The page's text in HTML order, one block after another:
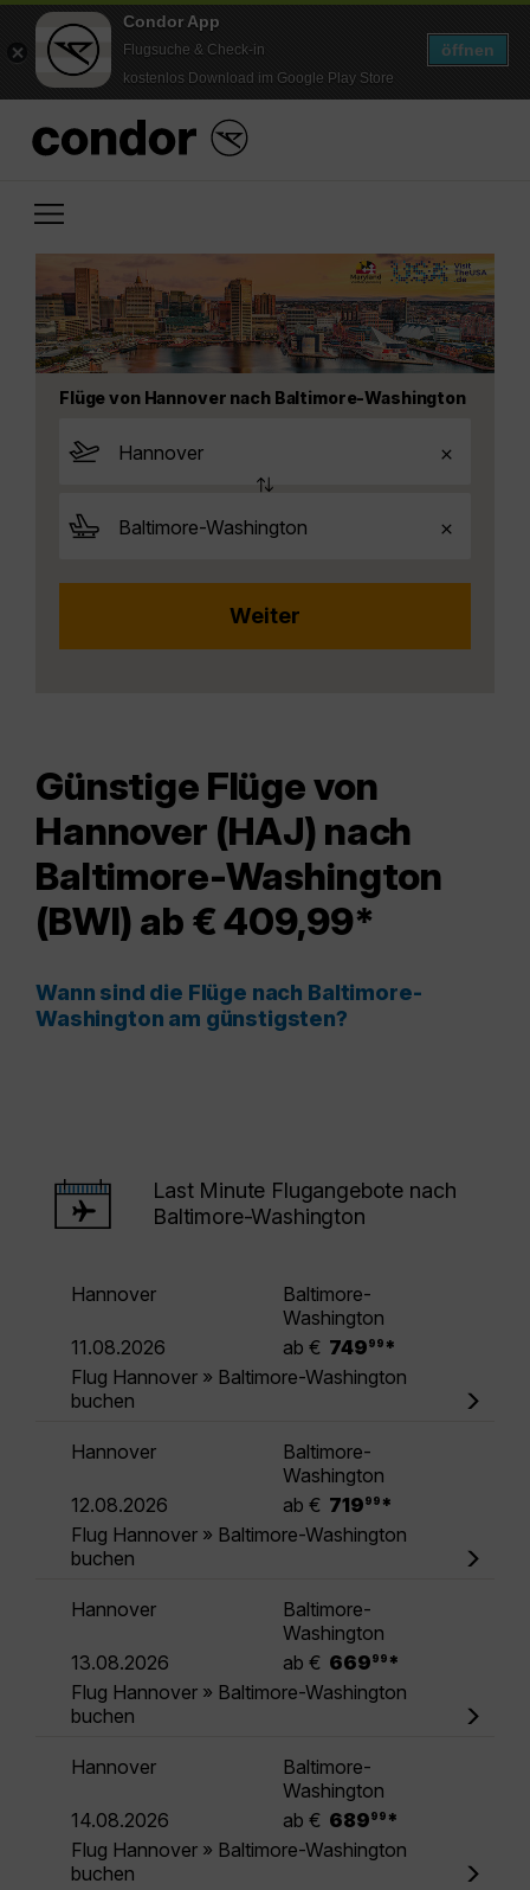
Condor App
Flugsuche & Check-in
kostenlos Download im Google Play Store
öffnen
Flüge von Hannover nach Baltimore-Washington
Günstige Flüge von
Hannover (HAJ) nach
Baltimore-Washington
(BWI) ab € 409,99*
Wann sind die Flüge nach Baltimore-
Washington am günstigsten?
Last Minute Flugangebote nach
Baltimore-Washington
Hannover
Baltimore-
Washington
11.08.2026
ab € 749 99 *
Flug Hannover » Baltimore-Washington
buchen
Hannover
Baltimore-
Washington
12.08.2026
ab € 719 99 *
Flug Hannover » Baltimore-Washington
buchen
Hannover
Baltimore-
Washington
13.08.2026
ab € 669 99 *
Flug Hannover » Baltimore-Washington
buchen
Hannover
Baltimore-
Washington
14.08.2026
ab € 689 99 *
Flug Hannover » Baltimore-Washington
buchen